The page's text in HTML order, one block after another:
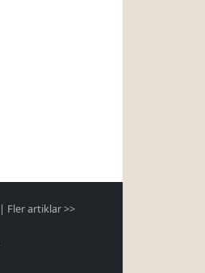
| Fler artiklar >>